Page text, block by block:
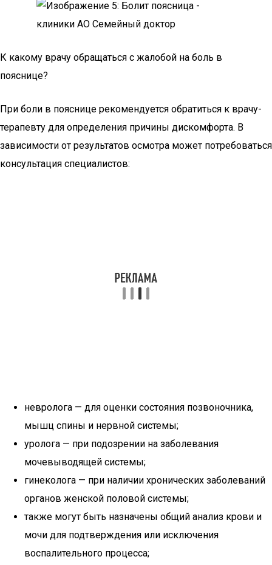
К какому врачу обращаться с жалобой на боль в
пояснице?
При боли в пояснице рекомендуется обратиться к врачу-
терапевту для определения причины дискомфорта. В
зависимости от результатов осмотра может потребоваться
консультация специалистов:
невролога — для оценки состояния позвоночника,
мышц спины и нервной системы;
уролога — при подозрении на заболевания
мочевыводящей системы;
гинеколога — при наличии хронических заболеваний
органов женской половой системы;
также могут быть назначены общий анализ крови и
мочи для подтверждения или исключения
воспалительного процесса;